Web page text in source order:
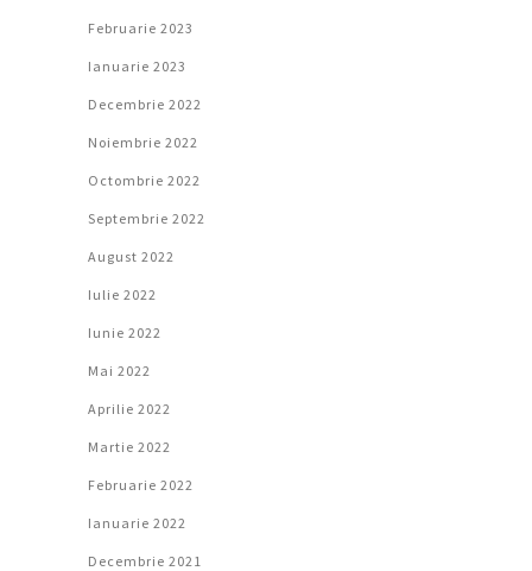
Februarie 2023
Ianuarie 2023
Decembrie 2022
Noiembrie 2022
Octombrie 2022
Septembrie 2022
August 2022
Iulie 2022
Iunie 2022
Mai 2022
Aprilie 2022
Martie 2022
Februarie 2022
Ianuarie 2022
Decembrie 2021